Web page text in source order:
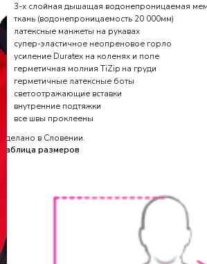
3-х слойная дышащая водонепроницаемая
ткань (водонепроницаемость 20 000мм)
латексные манжеты на рукавах
супер-эластичное неопреновое горло
усиление Duratex на коленях и попе
герметичная молния TiZip на груди
герметичные латексные боты
светоотражающие вставки
внутренние подтяжки
все швы проклеены
Сделано в Словении.
Таблица размеров